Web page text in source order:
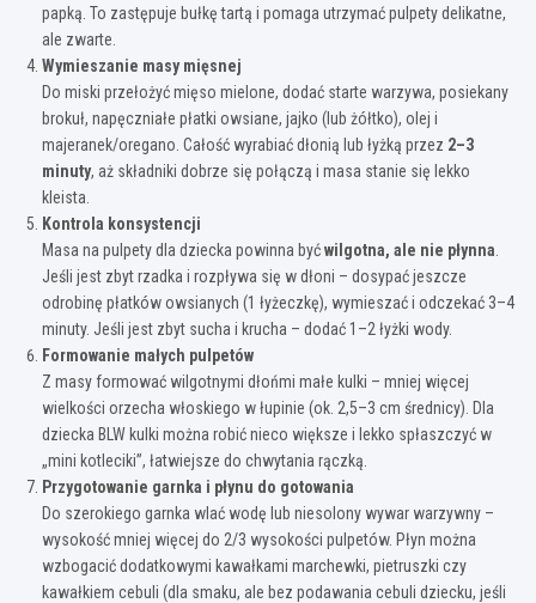
papką. To zastępuje bułkę tartą i pomaga utrzymać pulpety delikatne,
ale zwarte.
Wymieszanie masy mięsnej
Do miski przełożyć mięso mielone, dodać starte warzywa, posiekany
brokuł, napęczniałe płatki owsiane, jajko (lub żółtko), olej i
majeranek/oregano. Całość wyrabiać dłonią lub łyżką przez 2–3
minuty, aż składniki dobrze się połączą i masa stanie się lekko
kleista.
Kontrola konsystencji
Masa na pulpety dla dziecka powinna byćwilgotna, ale nie płynna
Jeśli jest zbyt rzadka i rozpływa się w dłoni – dosypać jeszcze
odrobinę płatków owsianych (1 łyżeczkę), wymieszać i odczekać 3–4
minuty. Jeśli jest zbyt sucha i krucha – dodać 1–2 łyżki wody.
Formowanie małych pulpetów
Z masy formować wilgotnymi dłońmi małe kulki – mniej więcej
wielkości orzecha włoskiego w łupinie (ok. 2,5–3 cm średnicy). Dla
dziecka BLW kulki można robić nieco większe i lekko spłaszczyć w
„mini kotleciki”, łatwiejsze do chwytania rączką.
Przygotowanie garnka i płynu do gotowania
Do szerokiego garnka wlać wodę lub niesolony wywar warzywny –
wysokość mniej więcej do 2/3 wysokości pulpetów. Płyn można
wzbogacić dodatkowymi kawałkami marchewki, pietruszki czy
kawałkiem cebuli (dla smaku, ale bez podawania cebuli dziecku, jeśli